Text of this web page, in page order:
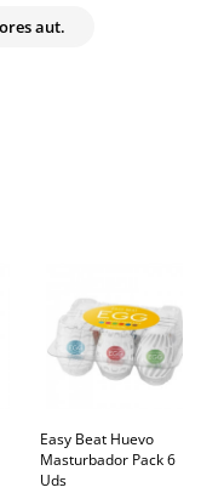
aut.
Easy Beat Huevo
Masturbador Pack 6
Uds